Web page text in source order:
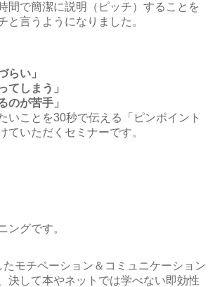
間で簡潔に説明（ピッチ）することを
と言うようになりました。
らい」
てしまう」
のが苦手」
いことを30秒で伝える「ピンポイント
ていただくセミナーです。
ングです。
たモチベーション＆コミュニケーション
決して本やネットでは学べない即効性